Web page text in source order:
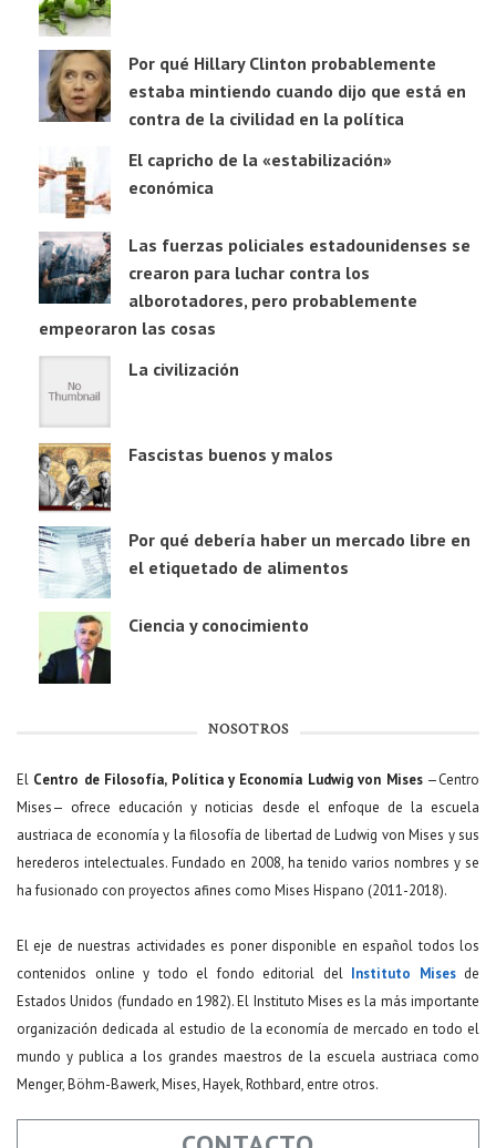
Por qué Hillary Clinton probablemente
estaba mintiendo cuando dijo que está en
contra de la civilidad en la política
El capricho de la «estabilización»
económica
Las fuerzas policiales estadounidenses se
crearon para luchar contra los
alborotadores, pero probablemente
empeoraron las cosas
La civilización
Fascistas buenos y malos
Por qué debería haber un mercado libre en
el etiquetado de alimentos
Ciencia y conocimiento
NOSOTROS
El Centro de Filosofía, Política y Economía Ludwig von Mises—Centro
Mises— ofrece educación y noticias desde el enfoque de la escuela
austriaca de economía y la filosofía de libertad de Ludwig von Mises y sus
herederos intelectuales. Fundado en 2008, ha tenido varios nombres y se
ha fusionado con proyectos afines como Mises Hispano (2011-2018).
El eje de nuestras actividades es poner disponible en español todos los
contenidos online y todo el fondo editorial del Instituto Misesde
Estados Unidos (fundado en 1982). El Instituto Mises es la más importante
organización dedicada al estudio de la economía de mercado en todo el
mundo y publica a los grandes maestros de la escuela austriaca como
Menger, Böhm-Bawerk, Mises, Hayek, Rothbard, entre otros.